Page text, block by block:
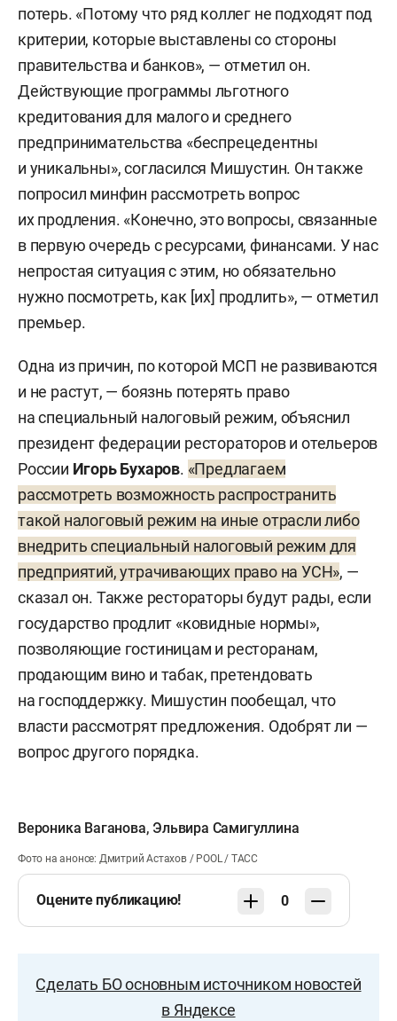
потерь. «Потому что ряд коллег не подходят под
критерии, которые выставлены со стороны
правительства и банков», — отметил он.
Действующие программы льготного
кредитования для малого и среднего
предпринимательства «беспрецедентны
и уникальны», согласился Мишустин. Он также
попросил минфин рассмотреть вопрос
их продления. «Конечно, это вопросы, связанные
в первую очередь с ресурсами, финансами. У нас
непростая ситуация с этим, но обязательно
нужно посмотреть, как [их] продлить», — отметил
премьер.
Одна из причин, по которой МСП не развиваются
и не растут, — боязнь потерять право
на специальный налоговый режим, объяснил
президент федерации рестораторов и отельеров
России Игорь Бухаров. «Предлагаем
рассмотреть возможность распространить
такой налоговый режим на иные отрасли либо
внедрить специальный налоговый режим для
предприятий, утрачивающих право на УСН», —
сказал он. Также рестораторы будут рады, если
государство продлит «ковидные нормы»,
позволяющие гостиницам и ресторанам,
продающим вино и табак, претендовать
на господдержку. Мишустин пообещал, что
власти рассмотрят предложения. Одобрят ли —
вопрос другого порядка.
Вероника Ваганова, Эльвира Самигуллина
Фото на анонсе: Дмитрий Астахов / POOL / ТАСС
Оцените публикацию! 0
Сделать БО основным источником новостей
в Яндексе